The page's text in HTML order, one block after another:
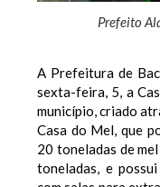
Prefeito
A Prefeitura de
sexta-feira, 5, a
município, criado
Casa do Mel, que
20 toneladas de
toneladas, e